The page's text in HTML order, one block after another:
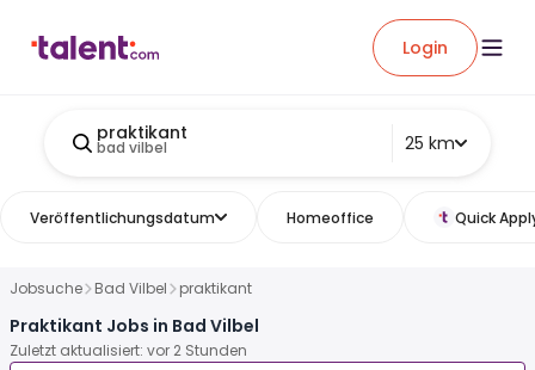
Login
praktikant
bad vilbel 25 km
Veröffentlichungsdatum Homeoffice Quick
Jobsuche Bad Vilbel praktikant
Praktikant Jobs in Bad Vilbel
Zuletzt aktualisiert: vor 2 Stunden